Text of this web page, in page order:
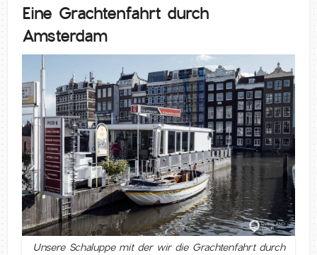
Eine Grachtenfahrt durch
Amsterdam
Unsere Schaluppe mit der wir die Grachtenfahrt durch